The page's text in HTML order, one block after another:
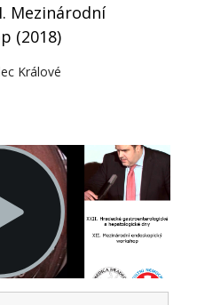
Mezinárodní
(2018)
Králové